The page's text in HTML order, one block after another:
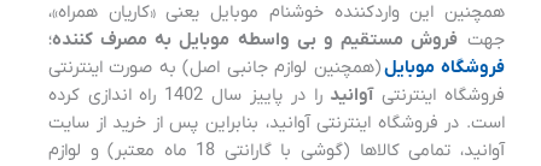
همچنین این واردکننده خوشنام موبایل یعنی «کاریان همراه»،
جهت فروش مستقیم و بی واسطه موبایل به مصرف کننده؛
فروشگاه موبایل(همچنین لوازم جانبی اصل) به صورت اینترنتی
فروشگاه اینترنتیآوانید
را در پاییز سال 1402 راه اندازی کرده
است. در فروشگاه اینترنتی آوانید، بنابراین پس از خرید از سایت
آوانید، تمامی کالاها (گوشی با گارانتی 18 ماه معتبر) و لوازم